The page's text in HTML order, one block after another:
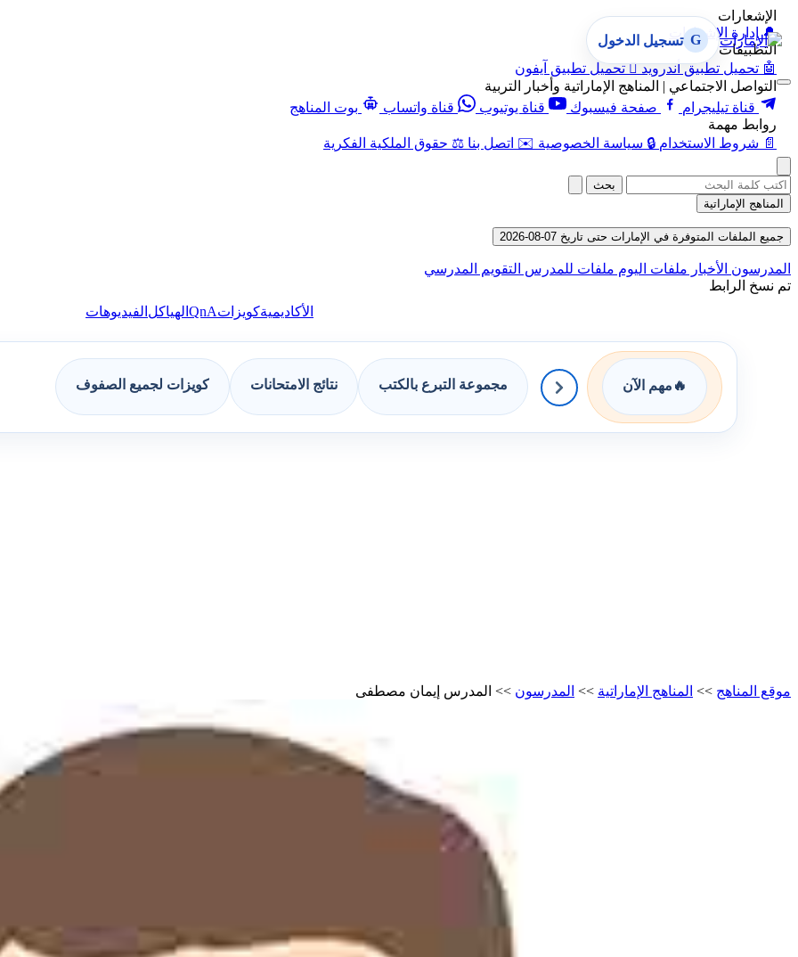
الإشعارات
🔔 إدارة الإشعارات
التطبيقات
🤖 تحميل تطبيق أندرويد  تحميل تطبيق آيفون
التواصل الاجتماعي | المناهج الإماراتية وأخبار التربية
قناة تيليجرام
صفحة فيسبوك قناة يوتيوب قناة واتساب
بوت المناهج
روابط مهمة
📄 شروط الاستخدام 🔒 سياسة الخصوصية ✉️ اتصل بنا ⚖️ حقوق الملكية الفكرية
G تسجيل الدخول
بحث
المناهج الإماراتية
جميع الملفات المتوفرة في الإمارات حتى تاريخ 07-08-2026
المدرسون الأخبار ملفات اليوم ملفات للمدرس التقويم المدرسي
تم نسخ الرابط
الأكاديميةكويزاتQnA الهياكل الفيديوهات
🔥 مهم الآن مجموعة التبرع بالكتب نتائج الامتحانات كويزات لجميع الصفوف
موقع المناهج >> المناهج الإماراتية >> المدرسون >> المدرس إيمان مصطفى